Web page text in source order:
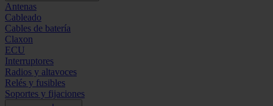
Antenas
Cableado
Cables de batería
Claxon
ECU
Interruptores
Radios y altavoces
Relés y fusibles
Soportes y fijaciones